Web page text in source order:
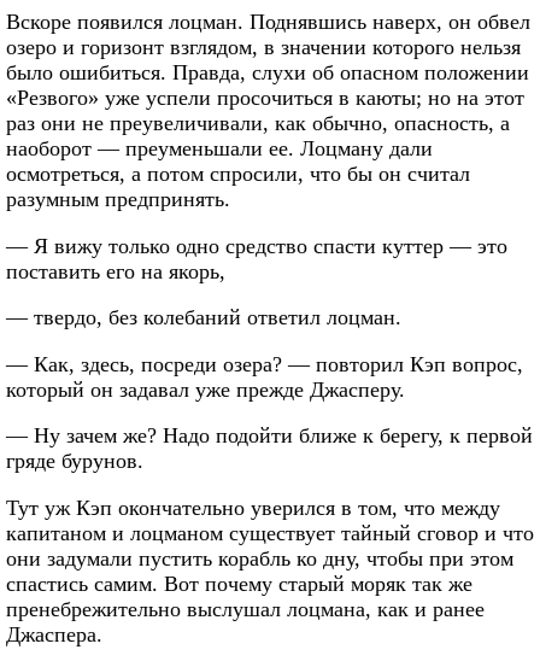
Вскоре появился лоцман. Поднявшись наверх, он обвел
озеро и горизонт взглядом, в значении которого нельзя
было ошибиться. Правда, слухи об опасном положении
«Резвого» уже успели просочиться в каюты; но на этот
раз они не преувеличивали, как обычно, опасность, а
наоборот — преуменьшали ее. Лоцману дали
осмотреться, а потом спросили, что бы он считал
разумным предпринять.
— Я вижу только одно средство спасти куттер — это
поставить его на якорь,
— твердо, без колебаний ответил лоцман.
— Как, здесь, посреди озера? — повторил Кэп вопрос,
который он задавал уже прежде Джасперу.
— Ну зачем же? Надо подойти ближе к берегу, к первой
гряде бурунов.
Тут уж Кэп окончательно уверился в том, что между
капитаном и лоцманом существует тайный сговор и что
они задумали пустить корабль ко дну, чтобы при этом
спастись самим. Вот почему старый моряк так же
пренебрежительно выслушал лоцмана, как и ранее
Джаспера.